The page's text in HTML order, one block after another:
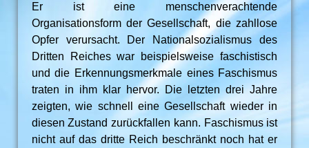
Er ist eine menschenverachtende
Organisationsform der Gesellschaft, die zahllose
Opfer verursacht. Der Nationalsozialismus des
Dritten Reiches war beispielsweise faschistisch
und die Erkennungsmerkmale eines Faschismus
traten in ihm klar hervor. Die letzten drei Jahre
zeigten, wie schnell eine Gesellschaft wieder in
diesen Zustand zurückfallen kann. Faschismus ist
nicht auf das dritte Reich beschränkt noch hat er